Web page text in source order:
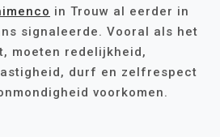
in Trouw al eerder in
signaleerde. Vooral als het
moeten redelijkheid,
durf en zelfrespect
voorkomen.